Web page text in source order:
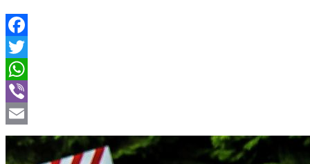
Facebook
Twitter
WhatsApp
Viber
Email